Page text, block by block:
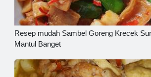
Resep mudah Sambel Goreng Krecek
Mantul Banget